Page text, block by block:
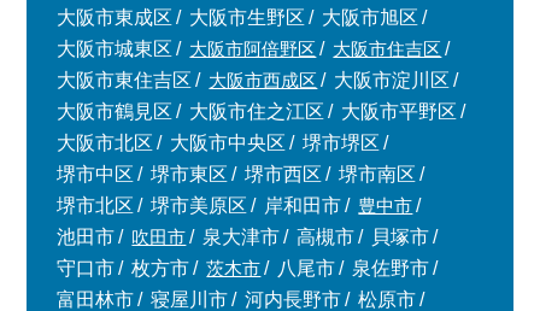
大阪市東成区
大阪市生野区
大阪市旭区
大阪市城東区
大阪市阿倍野区
大阪市住吉区
大阪市東住吉区
大阪市西成区
大阪市淀川区
大阪市鶴見区
大阪市住之江区
大阪市平野区
大阪市北区
大阪市中央区
堺市堺区
堺市中区
堺市東区 堺市西区
堺市南区
堺市北区
堺市美原区 岸和田市
豊中市
池田市
吹田市 泉大津市 高槻市
貝塚市
守口市
枚方市 茨木市 八尾市
泉佐野市
富田林市
寝屋川市 河内長野市 松原市